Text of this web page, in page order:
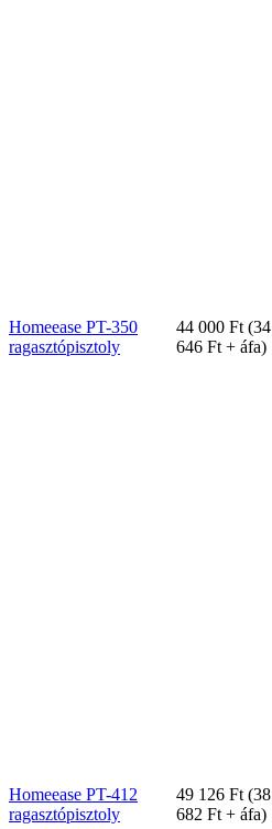
Homeease PT-350
ragasztópisztoly
44 000 Ft (34
646 Ft + áfa)
Homeease PT-412
ragasztópisztoly
49 126 Ft (38
682 Ft + áfa)